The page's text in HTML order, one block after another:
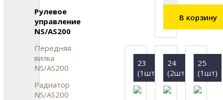
Рулевое
управление
NS/AS200
Передняя
вилка
NS/AS200
Радиатор
NS/AS200
В корзину
23
(1шт)
24
(2шт)
25
(1шт)